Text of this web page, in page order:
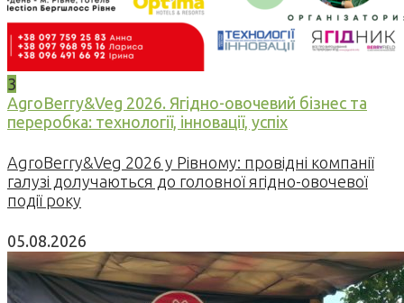
3
AgroBerry&Veg 2026. Ягідно-овочевий бізнес та
переробка: технології, інновації, успіх
AgroBerry&Veg 2026 у Рівному: провідні компанії
галузі долучаються до головної ягідно-овочевої
події року
05.08.2026